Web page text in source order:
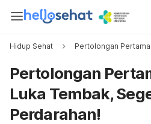
Hidup Sehat Pertolongan Pertama
Pertolongan
Luka Tembak,
Perdarahan!